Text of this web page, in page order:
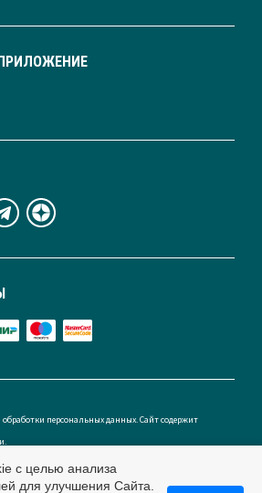
персональных данных. Сайт содержит
с целью анализа
для улучшения Сайта.